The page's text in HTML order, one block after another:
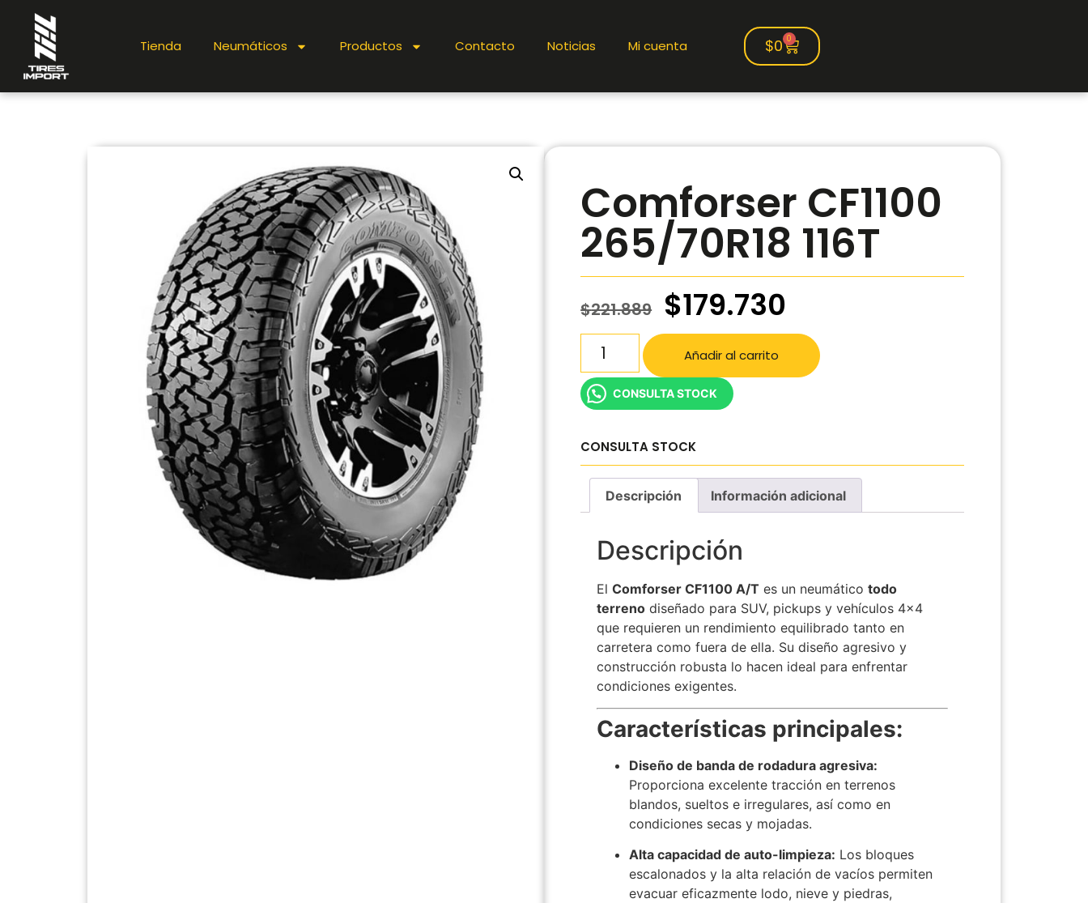
Tienda Neumáticos Productos Contacto Noticias Mi cuenta $0 0
Comforser CF1100
265/70R18 116T
$221.889 $179.730
Añadir al carrito
CONSULTA STOCK
CONSULTA STOCK
Descripción Información adicional
Descripción
ElComforser CF1100 A/T es un neumáticotodo
terreno diseñado para SUV, pickups y vehículos 4×4
que requieren un rendimiento equilibrado tanto en
carretera como fuera de ella. Su diseño agresivo y
construcción robusta lo hacen ideal para enfrentar
condiciones exigentes.​
Características principales:
Diseño de banda de rodadura agresiva:
Proporciona excelente tracción en terrenos
blandos, sueltos e irregulares, así como en
condiciones secas y mojadas. ​
Alta capacidad de auto-limpieza: Los bloques
escalonados y la alta relación de vacíos permiten
evacuar eficazmente lodo, nieve y piedras,